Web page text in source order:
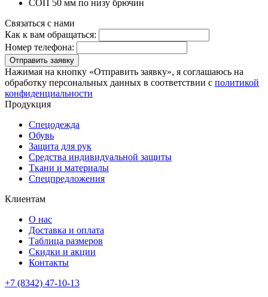
СОП 50 мм по низу брючин
Связаться с нами
Как к вам обращаться:
Номер телефона:
Отправить заявку
Нажимая на кнопку «Отправить заявку», я соглашаюсь на
обработку персональных данных в соответствии с политикой
конфиденциальности
Продукция
Спецодежда
Обувь
Защита для рук
Средства индивидуальной защиты
Ткани и материалы
Спецпредложения
Клиентам
О нас
Доставка и оплата
Таблица размеров
Скидки и акции
Контакты
+7 (8342) 47-10-13